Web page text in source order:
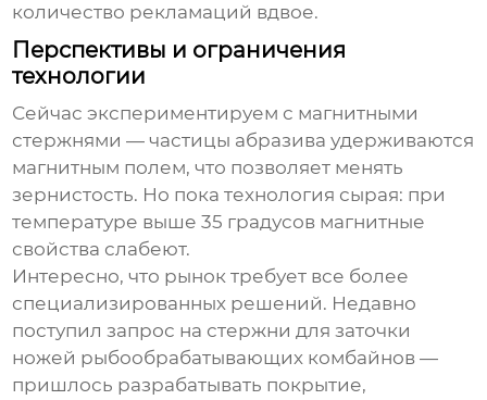
количество рекламаций вдвое.
Перспективы и ограничения
технологии
Сейчас экспериментируем с магнитными
стержнями — частицы абразива удерживаются
магнитным полем, что позволяет менять
зернистость. Но пока технология сырая: при
температуре выше 35 градусов магнитные
свойства слабеют.
Интересно, что рынок требует все более
специализированных решений. Недавно
поступил запрос на стержни для заточки
ножей рыбообрабатывающих комбайнов —
пришлось разрабатывать покрытие,